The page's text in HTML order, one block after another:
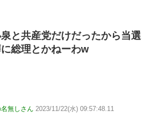
と共産党だけだったから当選
総理とかねーわw
無しさん 2023/11/22(水) 09:57:48.11